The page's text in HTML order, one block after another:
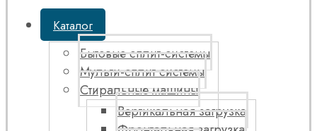
Каталог
Бытовые сплит-системы
Мульти-сплит системы
Стиральные машины
Вертикальная загрузка